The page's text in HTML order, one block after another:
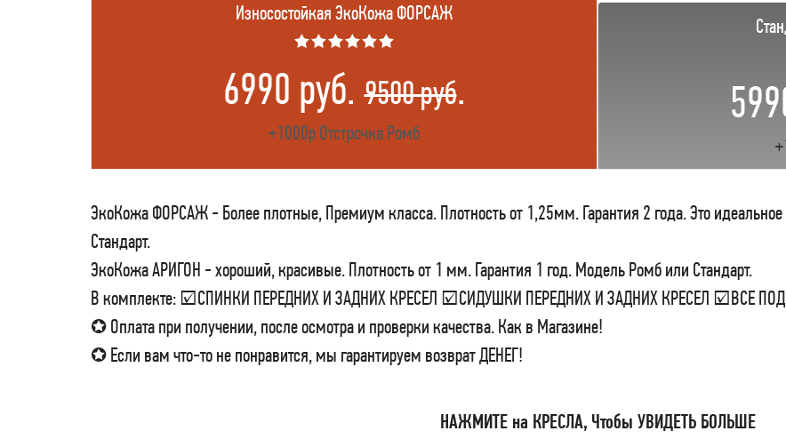
Износостойкая ЭкоКожа ФОРСАЖ
★★★★★★
6990 руб.9500 руб.
+1000р Отстрочка Ромб
ЭкоКожа ФОРСАЖ - Более плотные, Премиум класса. Плотность от 1,25мм. Гарантия 2 года. Это
Стандарт.
ЭкоКожа АРИГОН - хороший, красивые. Плотность от 1 мм. Гарантия 1 год. Модель Ромб или Стандарт.
В комплекте: ☑СПИНКИ ПЕРЕДНИХ И ЗАДНИХ КРЕСЕЛ ☑СИДУШКИ ПЕРЕДНИХ И ЗАДНИХ КРЕСЕЛ ☑ВСЕ
✪ Оплата при получении, после осмотра и проверки качества. Как в Магазине!
✪ Если вам что-то не понравится, мы гарантируем возврат ДЕНЕГ!
НАЖМИТЕ на КРЕСЛА, Чтобы УВИДЕТЬ БОЛЬШЕ